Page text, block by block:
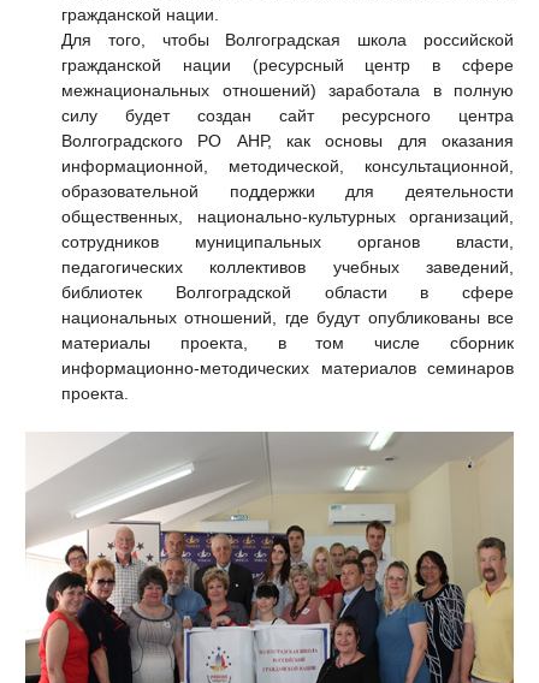
гражданской нации.
Для того, чтобы Волгоградская школа российской
гражданской нации (ресурсный центр в сфере
межнациональных отношений) заработала в полную
силу будет создан сайт ресурсного центра
Волгоградского РО АНР, как основы для оказания
информационной, методической, консультационной,
образовательной поддержки для деятельности
общественных, национально-культурных организаций,
сотрудников муниципальных органов власти,
педагогических коллективов учебных заведений,
библиотек Волгоградской области в сфере
национальных отношений, где будут опубликованы все
материалы проекта, в том числе сборник
информационно-методических материалов семинаров
проекта.